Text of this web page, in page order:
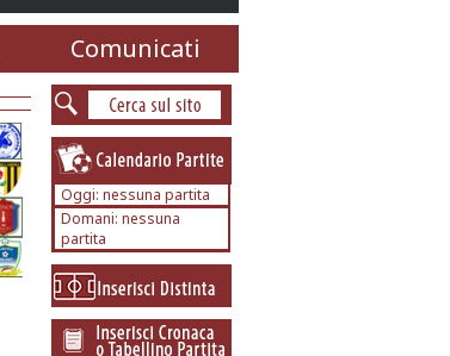
Comunicati
Oggi: nessuna partita
Domani: nessuna
partita